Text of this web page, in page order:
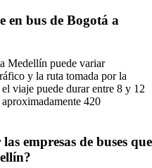
en bus de Bogotá a
Medellín puede variar
y la ruta tomada por la
viaje puede durar entre 8 y 12
420
empresas de buses que